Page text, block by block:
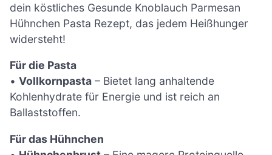
dein köstliches Gesunde Knoblauch Parmesan
Hühnchen Pasta Rezept, das jedem Heißhunger
widersteht!
Für die Pasta
• Vollkornpasta – Bietet lang anhaltende
Kohlenhydrate für Energie und ist reich an
Ballaststoffen.
Für das Hühnchen